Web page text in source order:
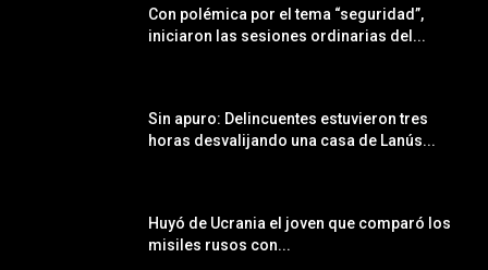
Con polémica por el tema “seguridad”,
iniciaron las sesiones ordinarias del...
Sin apuro: Delincuentes estuvieron tres
horas desvalijando una casa de Lanús...
Huyó de Ucrania el joven que comparó los
misiles rusos con...